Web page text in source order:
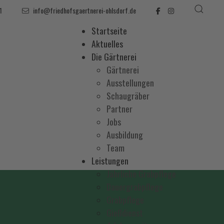
info@friedhofsgaertnerei-ohlsdorf.de
Startseite
Aktuelles
Die Gärtnerei
Gärtnerei
Ausstellungen
Schaugräber
Partner
Jobs
Ausbildung
Team
Leistungen
Jährliche Grabpflege